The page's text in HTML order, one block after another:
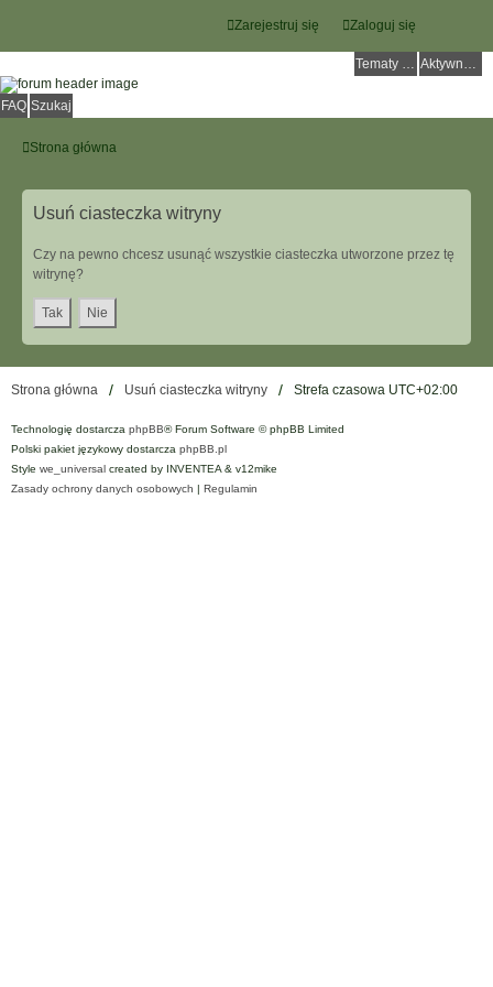
Zaloguj się
Zarejestruj się
Tematy bez odpowiedzi Aktywne tematy
FAQ Szukaj
Strona główna
Usuń ciasteczka witryny
Czy na pewno chcesz usunąć wszystkie ciasteczka utworzone przez tę
witrynę?
Strona główna Usuń ciasteczka witryny Strefa czasowa UTC+02:00
Technologię dostarcza phpBB® Forum Software © phpBB Limited
Polski pakiet językowy dostarcza phpBB.pl
Style we_universal created by INVENTEA & v12mike
Zasady ochrony danych osobowych | Regulamin